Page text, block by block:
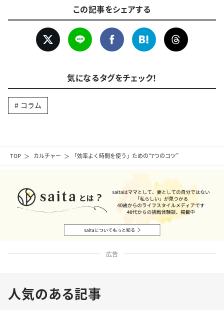
TOP カルチャー 「効率よく時間を使う」ための“7つのコツ”
この記事をシェアする
気になるタグをチェック！
コラム
広告
人気のある記事